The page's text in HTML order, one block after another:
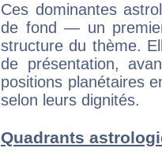
Ces dominantes
de fond — un
structure du thème.
de présentation,
positions planétaires
selon leurs dignités.
Quadrants